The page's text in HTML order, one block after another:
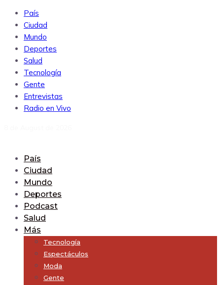
País
Ciudad
Mundo
Deportes
Salud
Tecnología
Gente
Entrevistas
Radio en Vivo
País
Ciudad
Mundo
Deportes
Podcast
Salud
Más
Tecnología
Espectáculos
Moda
Gente